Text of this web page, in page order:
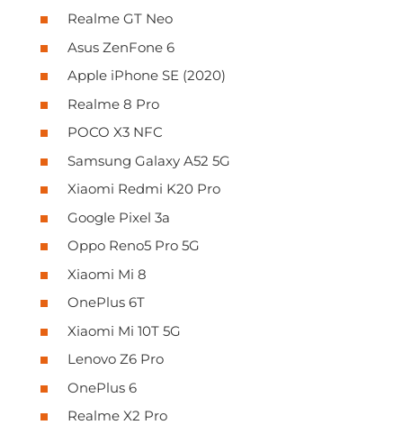
Realme GT Neo
Asus ZenFone 6
Apple iPhone SE (2020)
Realme 8 Pro
POCO X3 NFC
Samsung Galaxy A52 5G
Xiaomi Redmi K20 Pro
Google Pixel 3a
Oppo Reno5 Pro 5G
Xiaomi Mi 8
OnePlus 6T
Xiaomi Mi 10T 5G
Lenovo Z6 Pro
OnePlus 6
Realme X2 Pro